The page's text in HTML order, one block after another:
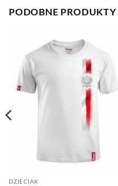
PODOBNE PRODUKTY
DZIECIAK